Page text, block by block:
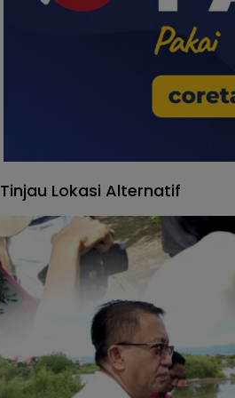
Tinjau Lokasi Alternatif